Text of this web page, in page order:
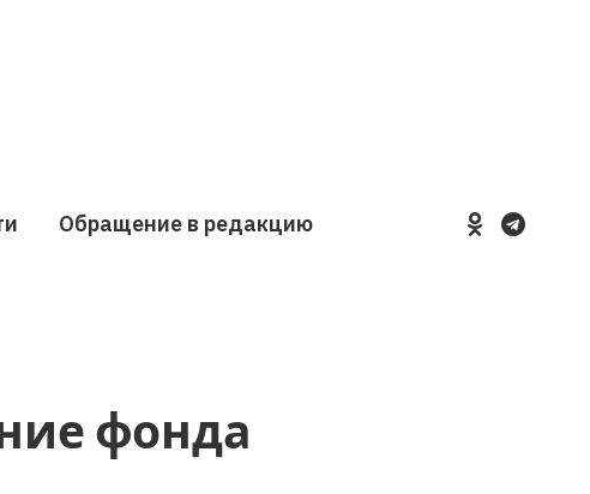
Обращение в редакцию YouTubeVKontakte
LinkedIn
Flickr
фонда